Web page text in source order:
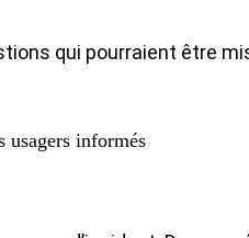
qui pourraient être
usagers informés